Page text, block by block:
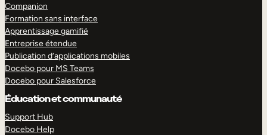
Companion
Formation sans interface
Apprentissage gamifié
Entreprise étendue
Publication d’applications mobiles
Docebo pour MS Teams
Docebo pour Salesforce
Éducation et communauté
Support Hub
Docebo Help